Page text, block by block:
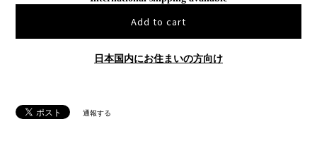
Add to cart
日本国内にお住まいの方向け
通報する